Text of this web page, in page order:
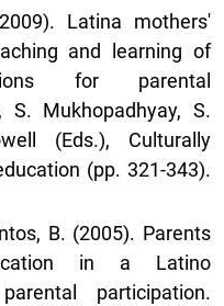
Latina mothers'
and learning of
for parental
S. Mukhopadhyay, S.
(Eds.), Culturally
(pp. 321-343).
B. (2005). Parents
in a Latino
participation.